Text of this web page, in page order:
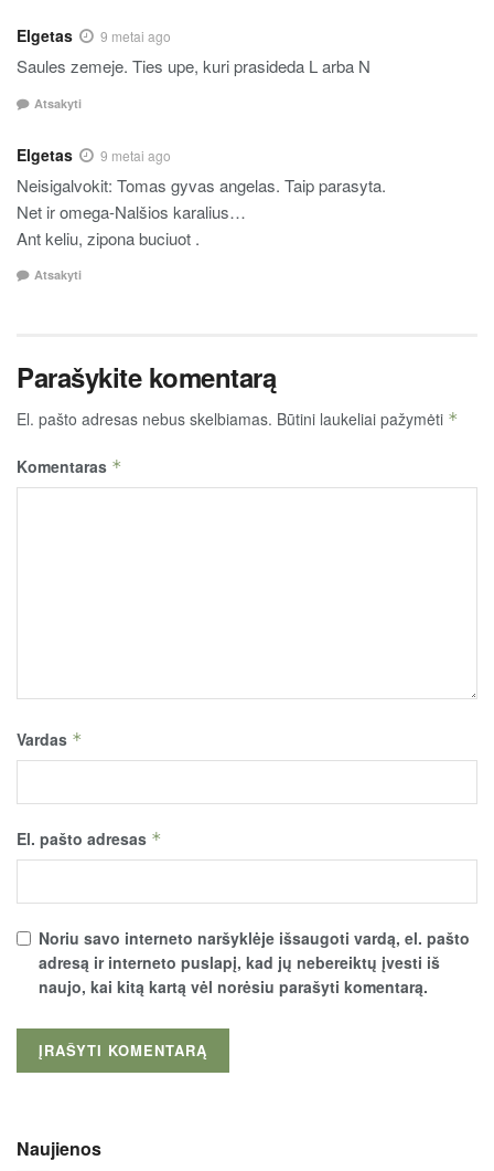
Elgetas 9 metai ago
Saules zemeje. Ties upe, kuri prasideda L arba N
Atsakyti
Elgetas 9 metai ago
Neisigalvokit: Tomas gyvas angelas. Taip parasyta.
Net ir omega-Nalšios karalius…
Ant keliu, zipona buciuot .
Atsakyti
Parašykite komentarą
El. pašto adresas nebus skelbiamas. Būtini laukeliai pažymėti *
Komentaras *
Vardas *
El. pašto adresas *
Noriu savo interneto naršyklėje išsaugoti vardą, el. pašto
adresą ir interneto puslapį, kad jų nebereiktų įvesti iš
naujo, kai kitą kartą vėl norėsiu parašyti komentarą.
Naujienos